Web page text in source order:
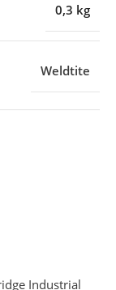
0,3 kg
Weldtite
Industrial